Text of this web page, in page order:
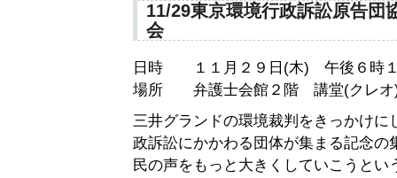
11/29東京環境行政訴訟原告団
会
日時 １１月２９日(木) 午後６時１
場所 弁護士会館２階 講堂(クレオ)
三井グランドの環境裁判をきっかけに
政訴訟にかかわる団体が集まる記念の
民の声をもっと大きくしていこうとい